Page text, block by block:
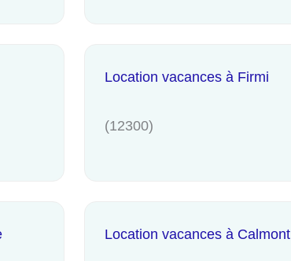
Location vacances à Firmi
(12300)
Location vacances à Calmont